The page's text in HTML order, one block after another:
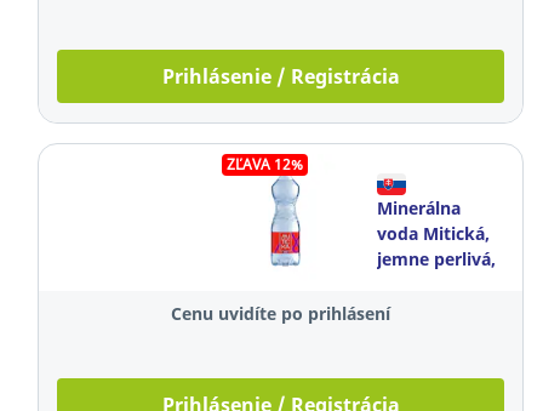
Prihlásenie / Registrácia
ZĽAVA 12%
Minerálna
voda Mitická,
jemne perlivá,
12 kusov
Cenu uvidíte po prihlásení
Prihlásenie / Registrácia